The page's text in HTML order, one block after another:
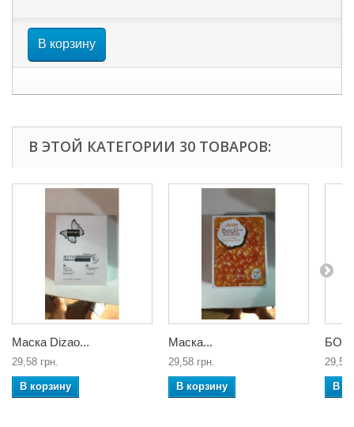
В корзину
В ЭТОЙ КАТЕГОРИИ 30 ТОВАРОВ:
Маска Dizao...
29,58 грн.
В корзину
Маска...
29,58 грн.
В корзину
29,58
В